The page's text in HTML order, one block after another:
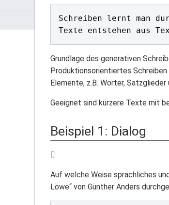
Schreiben lernt man
Grundlage des generativen
Produktionsorientiertes Schreiben
Elemente, z.B. Wörter,
Geeignet sind kürzere Texte mit
Beispiel 1: Dialog
Auf welche Weise sprachliches
Löwe“ von Günther Anders